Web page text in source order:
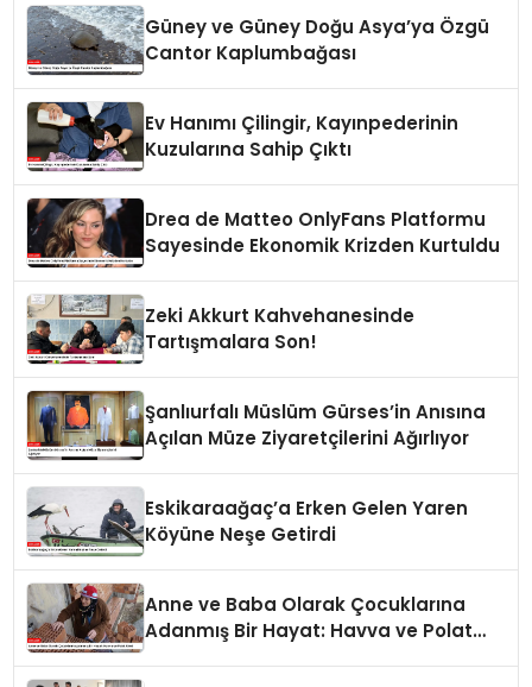
Güney ve Güney Doğu Asya’ya Özgü
Cantor Kaplumbağası
Ev Hanımı Çilingir, Kayınpederinin
Kuzularına Sahip Çıktı
Drea de Matteo OnlyFans Platformu
Sayesinde Ekonomik Krizden Kurtuldu
Zeki Akkurt Kahvehanesinde
Tartışmalara Son!
Şanlıurfalı Müslüm Gürses’in Anısına
Açılan Müze Ziyaretçilerini Ağırlıyor
Eskikaraağaç’a Erken Gelen Yaren
Köyüne Neşe Getirdi
Anne ve Baba Olarak Çocuklarına
Adanmış Bir Hayat: Havva ve Polat